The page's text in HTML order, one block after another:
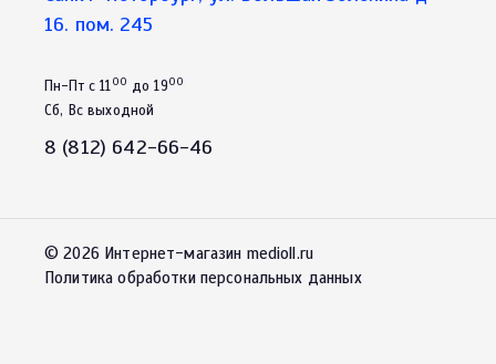
16. пом. 245
Пн-Пт с 1100 до 1900
Сб, Вс выходной
8 (812) 642-66-46
© 2026 Интернет-магазин medioll.ru
Политика обработки персональных данных